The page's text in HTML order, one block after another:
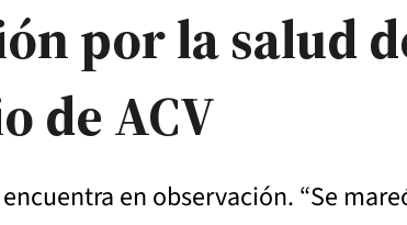
por la salud
de ACV
en observación. “Se